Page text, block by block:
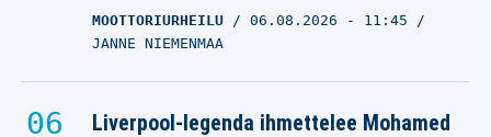
MOOTTORIURHEILU 06.08.2026 - 11:45
JANNE NIEMENMAA
Liverpool-legenda ihmettelee Mohamed